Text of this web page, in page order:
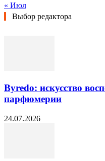
« Июл
Выбор редактора
Byredo: искусство
парфюмерии
24.07.2026